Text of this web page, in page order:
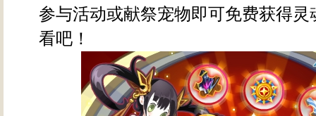
参与活动或献祭宠物即可免费获得灵
看吧！